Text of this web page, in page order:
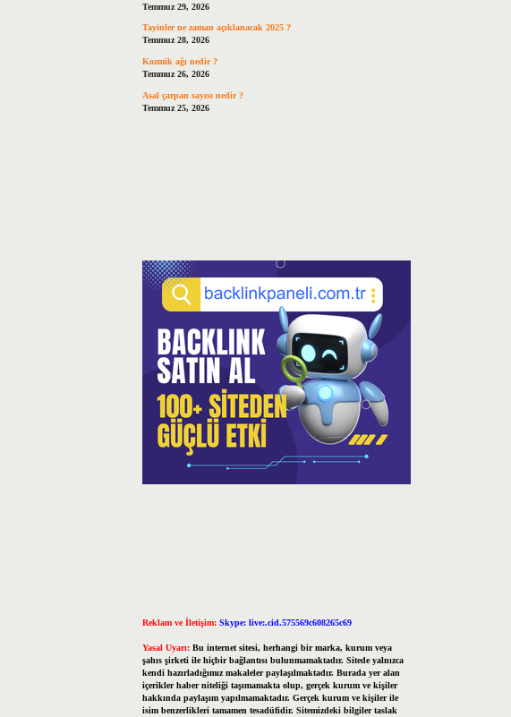
Temmuz 29, 2026
Tayinler ne zaman açıklanacak 2025 ?
Temmuz 28, 2026
Kozmik ağı nedir ?
Temmuz 26, 2026
Asal çarpan sayısı nedir ?
Temmuz 25, 2026
Reklam ve İletişim: Skype: live:.cid.575569c608265c69
Yasal Uyarı: Bu internet sitesi, herhangi bir marka, kurum veya
şahıs şirketi ile hiçbir bağlantısı bulunmamaktadır. Sitede yalnızca
kendi hazırladığımız makaleler paylaşılmaktadır. Burada yer alan
içerikler haber niteliği taşımamakta olup, gerçek kurum ve kişiler
hakkında paylaşım yapılmamaktadır. Gerçek kurum ve kişiler ile
isim benzerlikleri tamamen tesadüfidir. Sitemizdeki bilgiler taslak